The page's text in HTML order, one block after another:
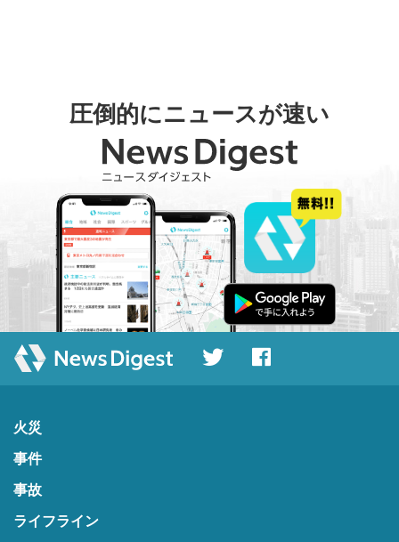
圧倒的にニュースが速い
火災
事件
事故
ライフライン